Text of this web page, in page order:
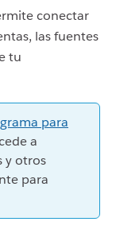
conectar
las fuentes
tu
para
a
y otros
para